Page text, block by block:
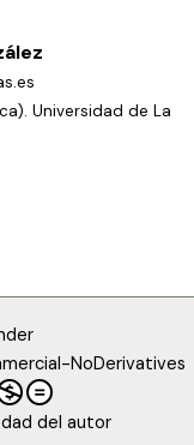
Universidad de La
NoDerivatives
del autor